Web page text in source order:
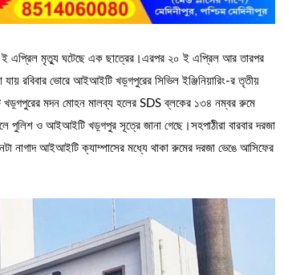
এপ্রিল মৃত্যু ঘটেছে এক ছাত্রের।এরপর ২০ ই এপ্রিল আর তারপর
রবিবার ভোরে আইআইটি খড়্গপুরের সিভিল ইঞ্জিনিয়ারিং-র তৃতীয়
মদন মোহন মালব্য হলের SDS ব্লকের ১৩৪ নম্বর রুমে
পুলিশ ও আইআইটি খড়্গপুর সূত্রে জানা গেছে।সহপাঠীরা বারবার দরজা
নাগাদ আইআইটি ক্যাম্পাসের মধ্যে থাকা রুমের দরজা ভেঙে আসিফের